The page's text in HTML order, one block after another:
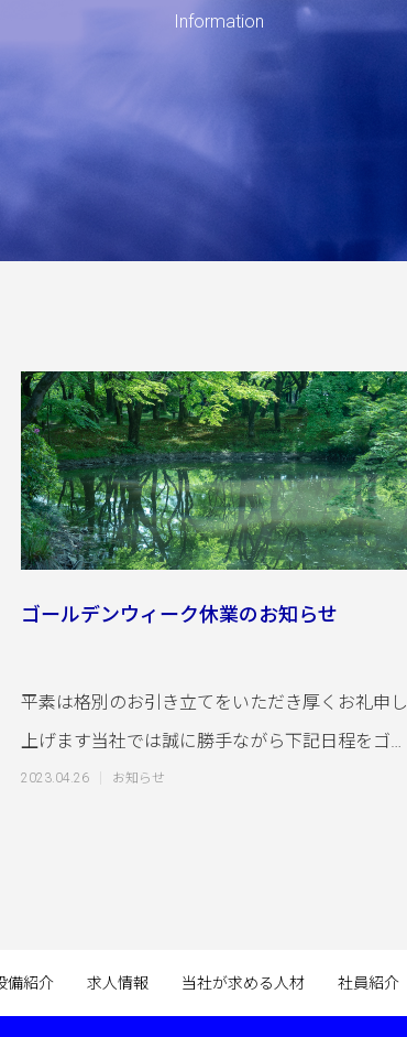
Information
ゴールデンウィーク休業のお知らせ
平素は格別のお引き立てをいただき厚くお礼申し
上げます当社では誠に勝手ながら下記日程をゴー
ルデンウィーク休業とさせていただきます■ゴー
2023.04.26 お知らせ
備紹介 求人情報 当社が求める人材 社員紹介